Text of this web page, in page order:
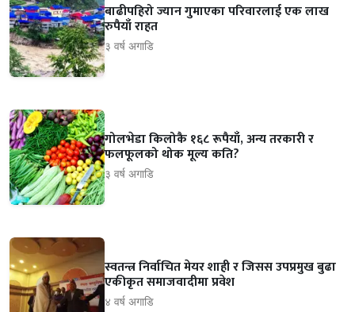
बाढीपहिरो ज्यान गुमाएका परिवारलाई एक लाख
रुपैयाँ राहत
३ वर्ष अगाडि
गोलभेडा किलोकै १६८ रूपैयाँ, अन्य तरकारी र
फलफूलको थोक मूल्य कति?
३ वर्ष अगाडि
स्वतन्त्र निर्वाचित मेयर शाही र जिसस उपप्रमुख बुढा
एकीकृत समाजवादीमा प्रवेश
४ वर्ष अगाडि